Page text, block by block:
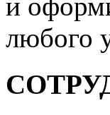
любого